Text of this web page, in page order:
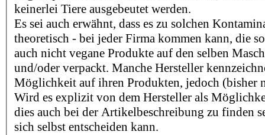
keinerlei Tiere ausgebeutet werden.
Es sei auch erwähnt, dass es zu solchen
theoretisch - bei jeder Firma kommen kann, die
auch nicht vegane Produkte auf den selben
und/oder verpackt. Manche Hersteller
Möglichkeit auf ihren Produkten, jedoch (bisher
Wird es explizit von dem Hersteller als
dies auch bei der Artikelbeschreibung zu finden
sich selbst entscheiden kann.